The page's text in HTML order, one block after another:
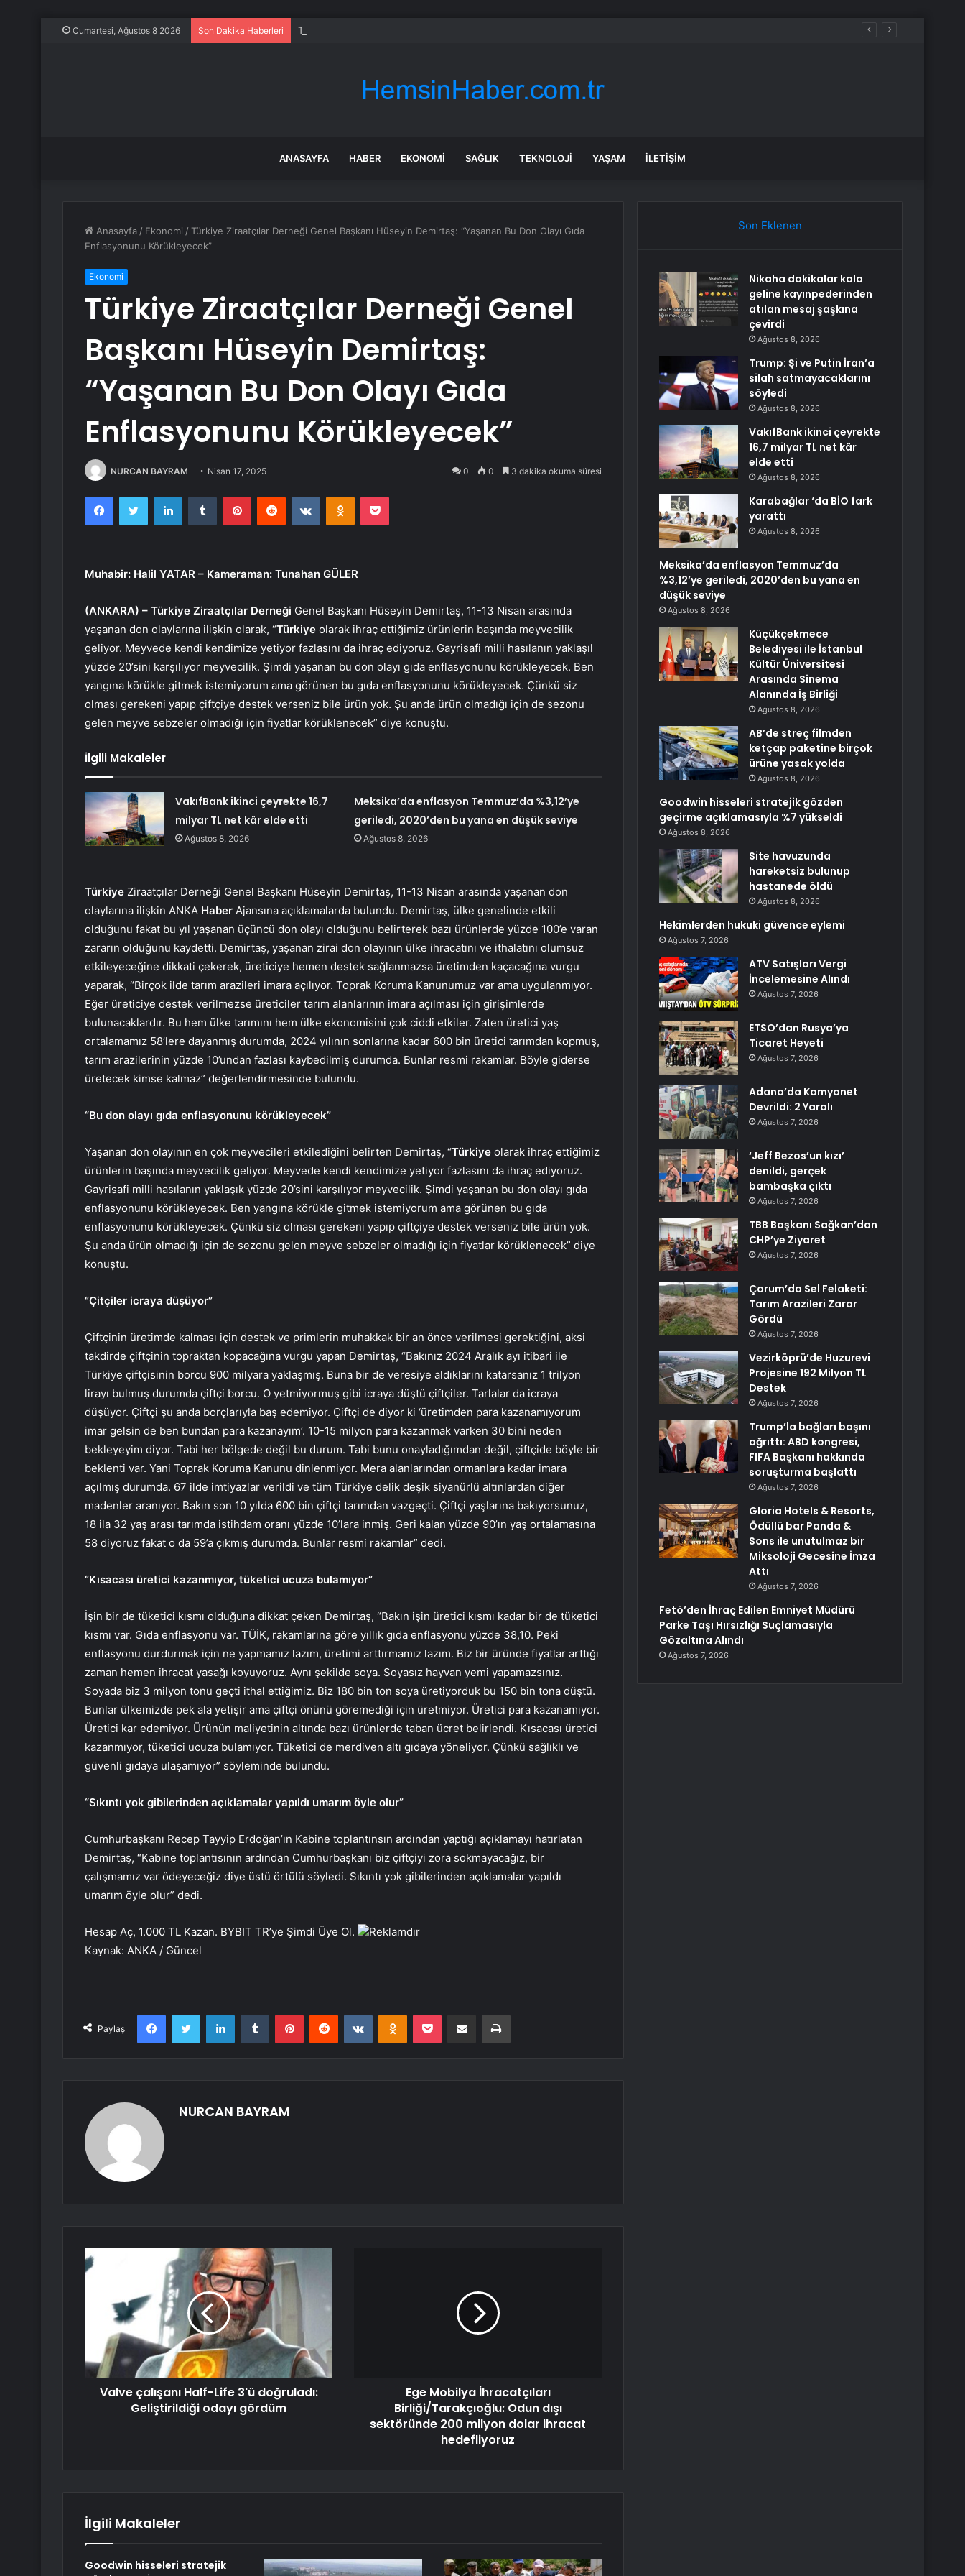
Cumartesi, Ağustos 8 2026 Son Dakika Haberleri Trump: Şi ve Putin İran’a silah satmayacaklarını söyledi
ANASAYFA HABER EKONOMI SAĞLIK TEKNOLOJI YAŞAM İLETIŞIM
Anasayfa / Ekonomi /Türkiye Ziraatçılar Derneği Genel Başkanı Hüseyin Demirtaş: “Yaşanan Bu Don Olayı Gıda
Enflasyonunu Körükleyecek”
Ekonomi
Türkiye Ziraatçılar Derneği Genel
Başkanı Hüseyin Demirtaş:
“Yaşanan Bu Don Olayı Gıda
Enflasyonunu Körükleyecek”
NURCAN BAYRAM Nisan 17, 2025 0 0 3 dakika okuma süresi
FacebookTwitter LinkedInTumblr PinterestReddit VKontakteOdnoklassniki
Pocket
Muhabir: Halil YATAR – Kameraman: Tunahan GÜLER
(ANKARA) – Türkiye Ziraatçılar Derneği Genel Başkanı Hüseyin Demirtaş, 11-13 Nisan arasında
yaşanan don olaylarına ilişkin olarak, “Türkiye olarak ihraç ettiğimiz ürünlerin başında meyvecilik
geliyor. Meyvede kendi kendimize yetiyor fazlasını da ihraç ediyoruz. Gayrisafi milli hasılanın yaklaşıl
yüzde 20’sini karşılıyor meyvecilik. Şimdi yaşanan bu don olayı gıda enflasyonunu körükleyecek. Ben
yangına körükle gitmek istemiyorum ama görünen bu gıda enflasyonunu körükleyecek. Çünkü siz
olması gerekeni yapıp çiftçiye destek verseniz bile ürün yok. Şu anda ürün olmadığı için de sezonu
gelen meyve sebzeler olmadığı için fiyatlar körüklenecek” diye konuştu.
İlgili Makaleler
VakıfBank ikinci çeyrekte 16,7
milyar TL net kâr elde etti
Ağustos 8, 2026
Meksika’da enflasyon Temmuz’da %3,12’ye
geriledi, 2020’den bu yana en düşük seviye
Ağustos 8, 2026
Türkiye Ziraatçılar Derneği Genel Başkanı Hüseyin Demirtaş, 11-13 Nisan arasında yaşanan don
olaylarına ilişkin ANKA Haber Ajansına açıklamalarda bulundu. Demirtaş, ülke genelinde etkili
olduğunu fakat bu yıl yaşanan üçüncü don olayı olduğunu belirterek bazı ürünlerde yüzde 100’e varan
zararın olduğunu kaydetti. Demirtaş, yaşanan zirai don olayının ülke ihracatını ve ithalatını olumsuz
etkileyeceğine dikkati çekerek, üreticiye hemen destek sağlanmazsa üretimden kaçacağına vurgu
yaparak, “Birçok ilde tarım arazileri imara açılıyor. Toprak Koruma Kanunumuz var ama uygulanmıyor.
Eğer üreticiye destek verilmezse üreticiler tarım alanlarının imara açılması için girişimlerde
bulunacaklardır. Bu hem ülke tarımını hem ülke ekonomisini çok ciddi etkiler. Zaten üretici yaş
ortalamamız 58’lere dayanmış durumda, 2024 yılının sonlarına kadar 600 bin üretici tarımdan kopmuş,
tarım arazilerinin yüzde 10’undan fazlası kaybedilmiş durumda. Bunlar resmi rakamlar. Böyle giderse
üretecek kimse kalmaz” değerlendirmesinde bulundu.
“Bu don olayı gıda enflasyonunu körükleyecek”
Yaşanan don olayının en çok meyvecileri etkilediğini belirten Demirtaş, “Türkiye olarak ihraç ettiğimiz
ürünlerin başında meyvecilik geliyor. Meyvede kendi kendimize yetiyor fazlasını da ihraç ediyoruz.
Gayrisafi milli hasılanın yaklaşık yüzde 20’sini karşılıyor meyvecilik. Şimdi yaşanan bu don olayı gıda
enflasyonunu körükleyecek. Ben yangına körükle gitmek istemiyorum ama görünen bu gıda
enflasyonunu körükleyecek. Çünkü siz olması gerekeni yapıp çiftçiye destek verseniz bile ürün yok.
Şu anda ürün olmadığı için de sezonu gelen meyve sebzeler olmadığı için fiyatlar körüklenecek” diye
konuştu.
“Çitçiler icraya düşüyor”
Çiftçinin üretimde kalması için destek ve primlerin muhakkak bir an önce verilmesi gerektiğini, aksi
takdirde çiftçinin topraktan kopacağına vurgu yapan Demirtaş, “Bakınız 2024 Aralık ayı itibari ile
Türkiye çiftçisinin borcu 900 milyara yaklaşmış. Buna bir de veresiye aldıklarını katarsanız 1 trilyon
lirayı bulmuş durumda çiftçi borcu. O yetmiyormuş gibi icraya düştü çiftçiler. Tarlalar da icraya
düşüyor. Çiftçi şu anda borçlarıyla baş edemiyor. Çiftçi de diyor ki ‘üretimden para kazanamıyorum
imar gelsin de ben bundan para kazanayım’. 10-15 milyon para kazanmak varken 30 bini neden
bekleyeyim diyor. Tabi her bölgede değil bu durum. Tabi bunu onayladığımdan değil, çiftçide böyle bir
beklenti var. Yani Toprak Koruma Kanunu dinlenmiyor. Mera alanlarından ormanlara kadar imara
açılmış durumda. 67 ilde imtiyazlar verildi ve tüm Türkiye delik deşik siyanürlü altınlardan diğer
madenler aranıyor. Bakın son 10 yılda 600 bin çiftçi tarımdan vazgeçti. Çiftçi yaşlarına bakıyorsunuz,
18 ila 32 yaş arası tarımda istihdam oranı yüzde 10’lara inmiş. Geri kalan yüzde 90’ın yaş ortalamasına
58 diyoruz fakat o da 59’a çıkmış durumda. Bunlar resmi rakamlar” dedi.
“Kısacası üretici kazanmıyor, tüketici ucuza bulamıyor”
İşin bir de tüketici kısmı olduğuna dikkat çeken Demirtaş, “Bakın işin üretici kısmı kadar bir de tüketici
kısmı var. Gıda enflasyonu var. TÜİK, rakamlarına göre yıllık gıda enflasyonu yüzde 38,10. Peki
enflasyonu durdurmak için ne yapmamız lazım, üretimi arttırmamız lazım. Biz bir üründe fiyatlar arttığı
zaman hemen ihracat yasağı koyuyoruz. Aynı şekilde soya. Soyasız hayvan yemi yapamazsınız.
Soyada biz 3 milyon tonu geçti ithal ettiğimiz. Biz 180 bin ton soya üretiyorduk bu 150 bin tona düştü.
Bunlar ülkemizde pek ala yetişir ama çiftçi önünü göremediği için üretmiyor. Üretici para kazanamıyor.
Üretici kar edemiyor. Ürünün maliyetinin altında bazı ürünlerde taban ücret belirlendi. Kısacası üretici
kazanmıyor, tüketici ucuza bulamıyor. Tüketici de merdiven altı gıdaya yöneliyor. Çünkü sağlıklı ve
güvenli gıdaya ulaşamıyor” söyleminde bulundu.
“Sıkıntı yok gibilerinden açıklamalar yapıldı umarım öyle olur”
Cumhurbaşkanı Recep Tayyip Erdoğan’ın Kabine toplantınsın ardından yaptığı açıklamayı hatırlatan
Demirtaş, “Kabine toplantısının ardından Cumhurbaşkanı biz çiftçiyi zora sokmayacağız, bir
çalışmamız var ödeyeceğiz diye üstü örtülü söyledi. Sıkıntı yok gibilerinden açıklamalar yapıldı
umarım öyle olur” dedi.
Hesap Aç, 1.000 TL Kazan. BYBIT TR’ye Şimdi Üye Ol.
Reklamdır
Kaynak: ANKA / Güncel
Paylaş
FacebookTwitter LinkedInTumblr PinterestReddit VKontakteOdnoklassniki
Pocket E-Posta ile paylaş Yazdır
NURCAN BAYRAM
Valve çalışanı Half-Life 3'ü doğruladı:
Geliştirildiği odayı gördüm
Ege Mobilya İhracatçıları
Birliği/Tarakçıoğlu: Odun dışı
sektöründe 200 milyon dolar ihracat
hedefliyoruz
İlgili Makaleler
Goodwin hisseleri stratejik
Son Eklenen
Nikaha dakikalar kala
geline kayınpederinden
atılan mesaj şaşkına
çevirdi
Ağustos 8, 2026
Trump: Şi ve Putin İran’a
silah satmayacaklarını
söyledi
Ağustos 8, 2026
VakıfBank ikinci çeyrekte
16,7 milyar TL net kâr
elde etti
Ağustos 8, 2026
Karabağlar ‘da BİO fark
yarattı
Ağustos 8, 2026
Meksika’da enflasyon Temmuz’da
%3,12’ye geriledi, 2020’den bu yana en
düşük seviye
Ağustos 8, 2026
Küçükçekmece
Belediyesi ile İstanbul
Kültür Üniversitesi
Arasında Sinema
Alanında İş Birliği
Ağustos 8, 2026
AB’de streç filmden
ketçap paketine birçok
ürüne yasak yolda
Ağustos 8, 2026
Goodwin hisseleri stratejik gözden
geçirme açıklamasıyla %7 yükseldi
Ağustos 8, 2026
Site havuzunda
hareketsiz bulunup
hastanede öldü
Ağustos 8, 2026
Hekimlerden hukuki güvence eylemi
Ağustos 7, 2026
ATV Satışları Vergi
İncelemesine Alındı
Ağustos 7, 2026
ETSO’dan Rusya’ya
Ticaret Heyeti
Ağustos 7, 2026
Adana’da Kamyonet
Devrildi: 2 Yaralı
Ağustos 7, 2026
‘Jeff Bezos’un kızı’
denildi, gerçek
bambaşka çıktı
Ağustos 7, 2026
TBB Başkanı Sağkan’dan
CHP’ye Ziyaret
Ağustos 7, 2026
Çorum’da Sel Felaketi:
Tarım Arazileri Zarar
Gördü
Ağustos 7, 2026
Vezirköprü’de Huzurevi
Projesine 192 Milyon TL
Destek
Ağustos 7, 2026
Trump’la bağları başını
ağrıttı: ABD kongresi,
FIFA Başkanı hakkında
soruşturma başlattı
Ağustos 7, 2026
Gloria Hotels & Resorts,
Ödüllü bar Panda &
Sons ile unutulmaz bir
Miksoloji Gecesine İmza
Attı
Ağustos 7, 2026
Fetö’den İhraç Edilen Emniyet Müdürü
Parke Taşı Hırsızlığı Suçlamasıyla
Gözaltına Alındı
Ağustos 7, 2026